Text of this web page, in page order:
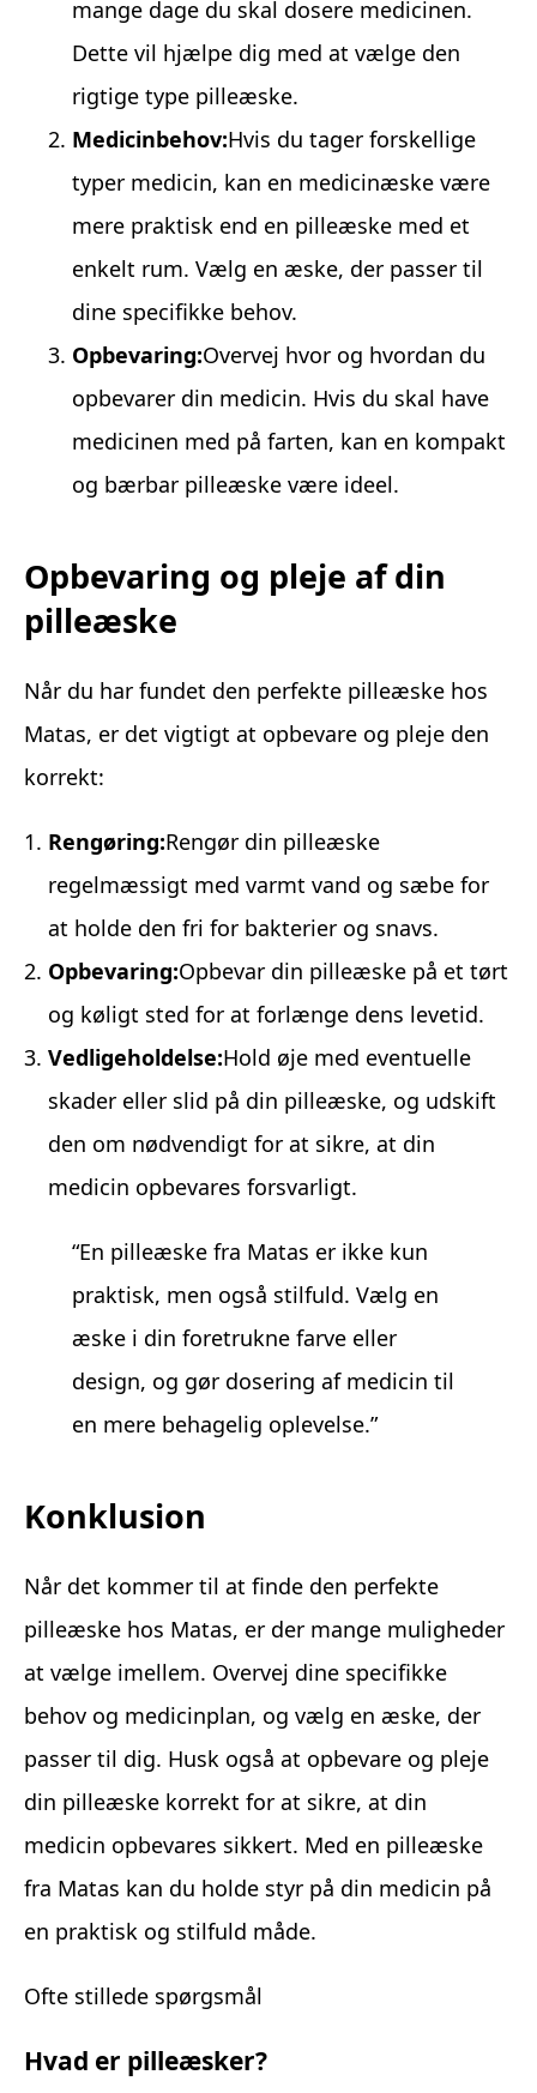
mange dage du skal dosere medicinen.
Dette vil hjælpe dig med at vælge den
rigtige type pilleæske.
Medicinbehov:Hvis du tager forskellige
typer medicin, kan en medicinæske være
mere praktisk end en pilleæske med et
enkelt rum. Vælg en æske, der passer til
dine specifikke behov.
Opbevaring:Overvej hvor og hvordan du
opbevarer din medicin. Hvis du skal have
medicinen med på farten, kan en kompakt
og bærbar pilleæske være ideel.
Opbevaring og pleje af din
pilleæske
Når du har fundet den perfekte pilleæske hos
Matas, er det vigtigt at opbevare og pleje den
korrekt:
Rengøring:Rengør din pilleæske
regelmæssigt med varmt vand og sæbe for
at holde den fri for bakterier og snavs.
Opbevaring:Opbevar din pilleæske på et tørt
og køligt sted for at forlænge dens levetid.
Vedligeholdelse:Hold øje med eventuelle
skader eller slid på din pilleæske, og udskift
den om nødvendigt for at sikre, at din
medicin opbevares forsvarligt.
“En pilleæske fra Matas er ikke kun
praktisk, men også stilfuld. Vælg en
æske i din foretrukne farve eller
design, og gør dosering af medicin til
en mere behagelig oplevelse.”
Konklusion
Når det kommer til at finde den perfekte
pilleæske hos Matas, er der mange muligheder
at vælge imellem. Overvej dine specifikke
behov og medicinplan, og vælg en æske, der
passer til dig. Husk også at opbevare og pleje
din pilleæske korrekt for at sikre, at din
medicin opbevares sikkert. Med en pilleæske
fra Matas kan du holde styr på din medicin på
en praktisk og stilfuld måde.
Ofte stillede spørgsmål
Hvad er pilleæsker?